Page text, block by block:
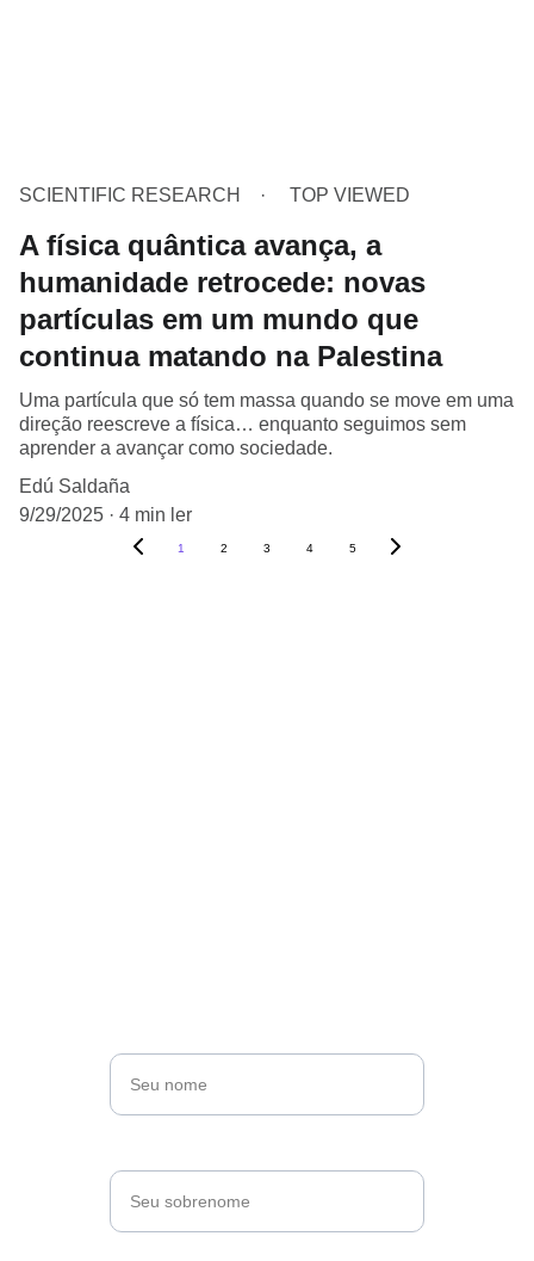
SCIENTIFIC RESEARCH TOP VIEWED
A física quântica avança, a
humanidade retrocede: novas
partículas em um mundo que
continua matando na Palestina
Uma partícula que só tem massa quando se move em uma
direção reescreve a física… enquanto seguimos sem
aprender a avançar como sociedade.
Edú Saldaña
9/29/2025
4 min ler
1 2 3 4 5